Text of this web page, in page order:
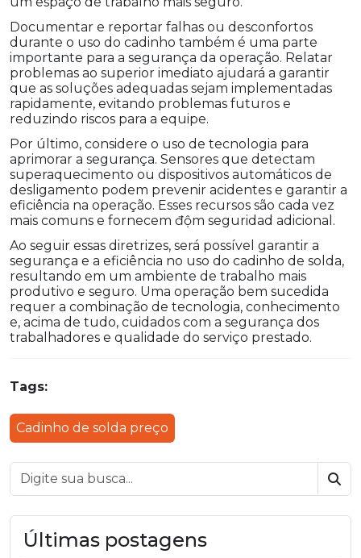
Documentar e reportar falhas ou desconfortos
durante o uso do cadinho também é uma parte
importante para a segurança da operação. Relatar
problemas ao superior imediato ajudará a garantir
que as soluções adequadas sejam implementadas
rapidamente, evitando problemas futuros e
reduzindo riscos para a equipe.
Por último, considere o uso de tecnologia para
aprimorar a segurança. Sensores que detectam
superaquecimento ou dispositivos automáticos de
desligamento podem prevenir acidentes e garantir a
eficiência na operação. Esses recursos são cada vez
mais comuns e fornecem độm seguridad adicional.
Ao seguir essas diretrizes, será possível garantir a
segurança e a eficiência no uso do cadinho de solda,
resultando em um ambiente de trabalho mais
produtivo e seguro. Uma operação bem sucedida
requer a combinação de tecnologia, conhecimento
e, acima de tudo, cuidados com a segurança dos
trabalhadores e qualidade do serviço prestado.
Tags:
Cadinho de solda preço
Últimas postagens